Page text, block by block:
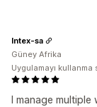
I manage multiple
Intex-sa
Güney Afrika
Uygulamayı kullanma